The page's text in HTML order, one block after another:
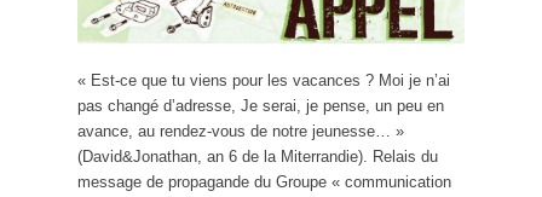
« Est-ce que tu viens pour les vacances ? Moi je n’ai
pas changé d’adresse, Je serai, je pense, un peu en
avance, au rendez-vous de notre jeunesse… »
(David&Jonathan, an 6 de la Miterrandie). Relais du
message de propagande du Groupe « communication